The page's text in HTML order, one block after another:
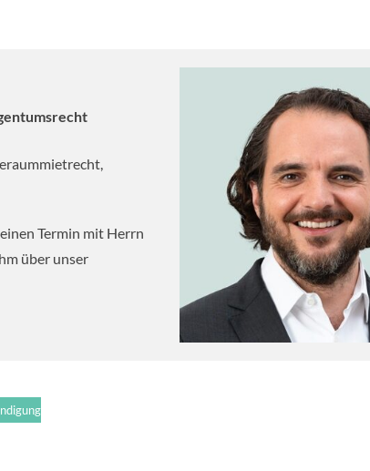
Termin mit Herrn
über unser